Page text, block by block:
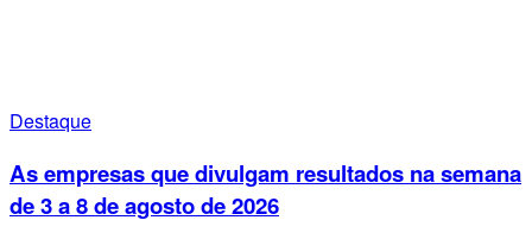
Destaque
As empresas que divulgam resultados na semana
de 3 a 8 de agosto de 2026